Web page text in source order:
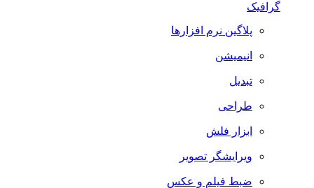
گرافیک
پلاگین نرم افزارها
انیمیشن
تبدیل
طراحی
ابزار فلش
ویرایشگر تصویر
ضبط فيلم و عكس